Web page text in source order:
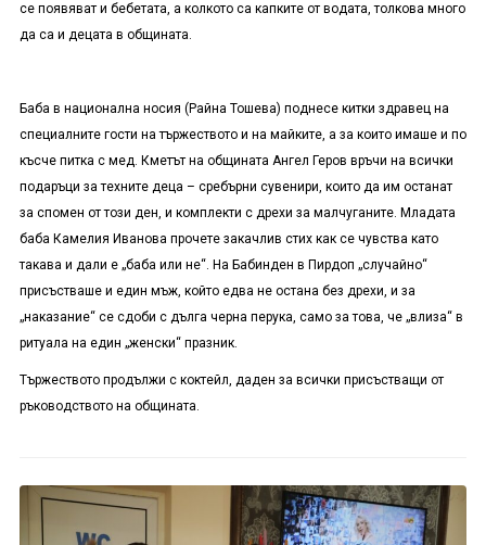
се появяват и бебетата, а колкото са капките от водата, толкова много
да са и децата в общината.
Баба в национална носия (Райна Тошева) поднесе китки здравец на
специалните гости на тържеството и на майките, а за които имаше и по
късче питка с мед. Кметът на общината Ангел Геров връчи на всички
подаръци за техните деца – сребърни сувенири, които да им останат
за спомен от този ден, и комплекти с дрехи за малчуганите. Младата
баба Камелия Иванова прочете закачлив стих как се чувства като
такава и дали е „баба или не“. На Бабинден в Пирдоп „случайно“
присъстваше и един мъж, който едва не остана без дрехи, и за
„наказание“ се сдоби с дълга черна перука, само за това, че „влиза“ в
ритуала на един „женски“ празник.
Тържеството продължи с коктейл, даден за всички присъстващи от
ръководството на общината.